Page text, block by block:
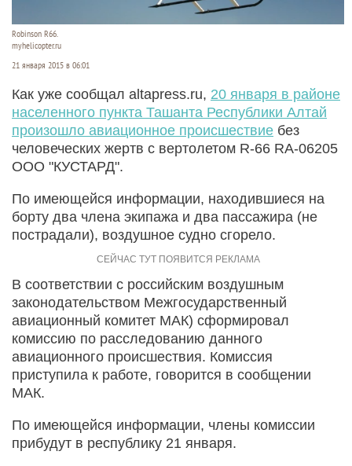
Robinson R66.
myhelicopter.ru
21 января 2015 в 06:01
Как уже сообщал altapress.ru, 20 января в районе
населенного пункта Ташанта Республики Алтай
произошло авиационное происшествие без
человеческих жертв с вертолетом R-66 RA-06205
ООО "КУСТАРД".
По имеющейся информации, находившиеся на
борту два члена экипажа и два пассажира (не
пострадали), воздушное судно сгорело.
В соответствии с российским воздушным
законодательством Межгосударственный
авиационный комитет МАК) сформировал
комиссию по расследованию данного
авиационного происшествия. Комиссия
приступила к работе, говорится в сообщении
МАК.
По имеющейся информации, члены комиссии
прибудут в республику 21 января.